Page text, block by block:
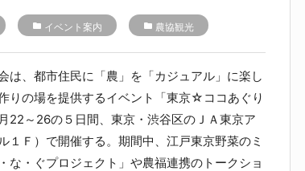
folder イベント案内 folder 農協観光
、都市住民に「農」を「カジュアル」に楽し
りの場を提供するイベント「東京☆ココあぐり
22～26の５日間、東京・渋谷区のＪＡ東京ア
１Ｆ）で開催する。期間中、江戸東京野菜のミ
な・ぐプロジェクト」や農福連携のトークショ